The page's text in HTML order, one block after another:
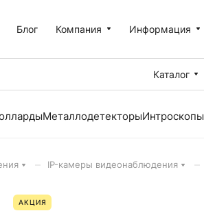
Блог Компания Информация
Каталог
МеталлодетекторыИнтроскопы
IP-камеры видеонаблюдения
АКЦИЯ